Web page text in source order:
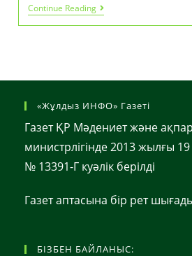
Continue Reading
87%-
Ы
«Жұлдыз ИНФО» Газеті
Газет ҚР Мәдениет және
министрлігінде 2013 жылғы 19
№ 13391-Г куәлік берілді
Газет аптасына бір рет
БІЗБЕН БАЙЛАНЫС: